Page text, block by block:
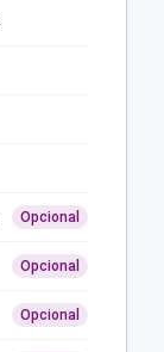
Opcional
Opcional
Opcional